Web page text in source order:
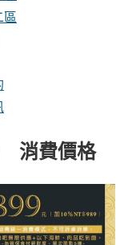
消費價格